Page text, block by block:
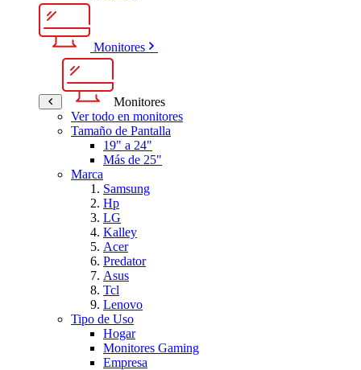
Monitores
Monitores
Ver todo en monitores
Tamaño de Pantalla
19" a 24"
Más de 25"
Marca
Samsung
Hp
LG
Kalley
Acer
Predator
Asus
Tcl
Lenovo
Tipo de Uso
Hogar
Monitores Gaming
Empresa